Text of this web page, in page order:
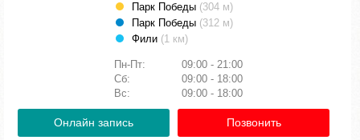
Парк Победы (304 м)
Парк Победы (312 м)
Фили (1 км)
Пн-Пт:
09:00 - 21:00
Сб:
09:00 - 18:00
Вс:
09:00 - 18:00
Онлайн запись Позвонить